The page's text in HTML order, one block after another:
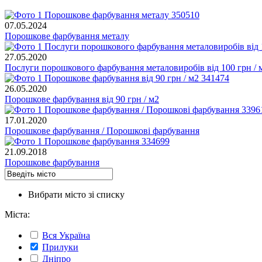
07.05.2024
Порошкове фарбування металу
27.05.2020
Послуги порошкового фарбування металовиробів від 100 грн /
26.05.2020
Порошкове фарбування від 90 грн / м2
17.01.2020
Порошкове фарбування / Порошкові фарбування
21.09.2018
Порошкове фарбування
Вибрати місто зі списку
Міста:
Вся Україна
Прилуки
Дніпро